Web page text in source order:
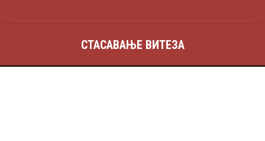
СТАСАВАЊЕ ВИТЕЗА